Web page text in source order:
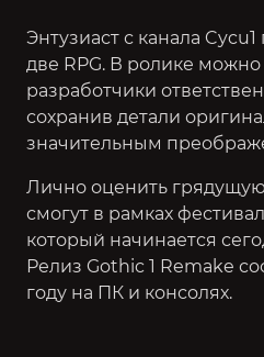
Энтузиаст с канала
две RPG. В ролике можно
разработчики
сохранив детали
значительным
Лично оценить
смогут в рамках
который начинается
Релиз Gothic 1 Remake
году на ПК и консолях.